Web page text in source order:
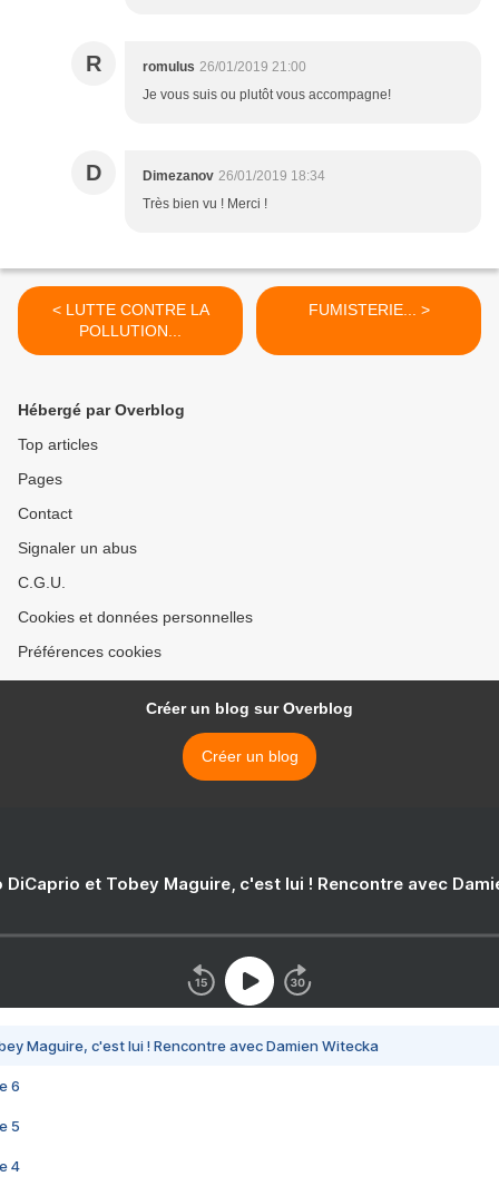
R romulus 26/01/2019 21:00
Je vous suis ou plutôt vous accompagne!
D Dimezanov 26/01/2019 18:34
Très bien vu ! Merci !
< LUTTE CONTRE LA
POLLUTION...
FUMISTERIE... >
Hébergé par Overblog
Top articles
Pages
Contact
Signaler un abus
C.G.U.
Cookies et données personnelles
Préférences cookies
Créer un blog sur Overblog
Créer un blog
DiCaprio et Tobey Maguire, c'est lui ! Rencontre avec
Maguire, c'est lui ! Rencontre avec Damien Witecka
6
5
4